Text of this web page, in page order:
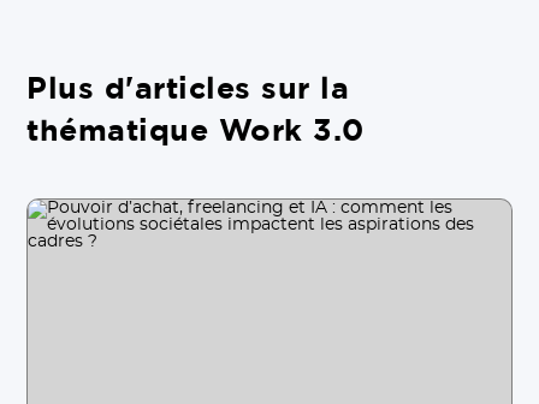
Plus d'articles sur la
thématique Work 3.0